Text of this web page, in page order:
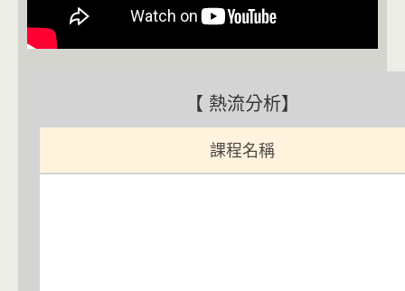
【 熱流分析】
課程名稱